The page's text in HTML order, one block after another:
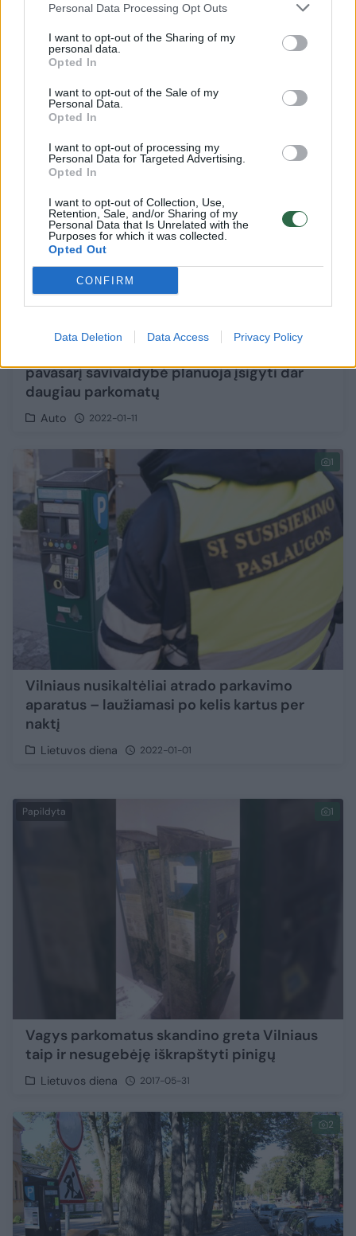
Personal Data Processing Opt Outs
I want to opt-out of the Sharing of my
personal data.
Opted In
I want to opt-out of the Sale of my
Personal Data.
Opted In
I want to opt-out of processing my
Personal Data for Targeted Advertising.
Opted In
I want to opt-out of Collection, Use,
Retention, Sale, and/or Sharing of my
Personal Data that Is Unrelated with the
Purposes for which it was collected.
Opted Out
CONFIRM
Data Deletion Data Access Privacy Policy
automobiliai geltonuoja nuo baudų
Auto 2022-05-17
pavasarį savivaldybė planuoja įsigyti dar
daugiau parkomatų
Auto 2022-01-11
1
Vilniaus nusikaltėliai atrado parkavimo
aparatus – laužiamasi po kelis kartus per
naktį
Lietuvos diena 2022-01-01
Papildyta 1
Vagys parkomatus skandino greta Vilniaus
taip ir nesugebėję iškrapštyti pinigų
Lietuvos diena 2017-05-31
2